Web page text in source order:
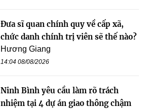
Đưa sĩ quan chính quy về cấp xã,
chức danh chính trị viên sẽ thế nào?
Hương Giang
14:04 08/08/2026
Ninh Bình yêu cầu làm rõ trách
nhiệm tại 4 dự án giao thông chậm